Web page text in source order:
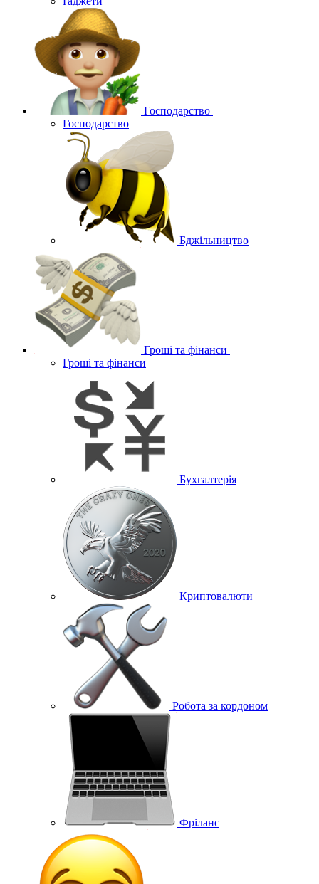
Господарство
Господарство
Бджільництво
Гроші та фінанси
Гроші та фінанси
Бухгалтерія
Криптовалюти
Робота за кордоном
Фріланс